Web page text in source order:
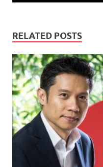
RELATED POSTS